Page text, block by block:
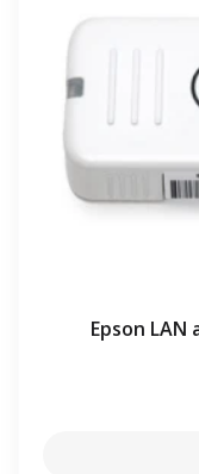
Epson LAN